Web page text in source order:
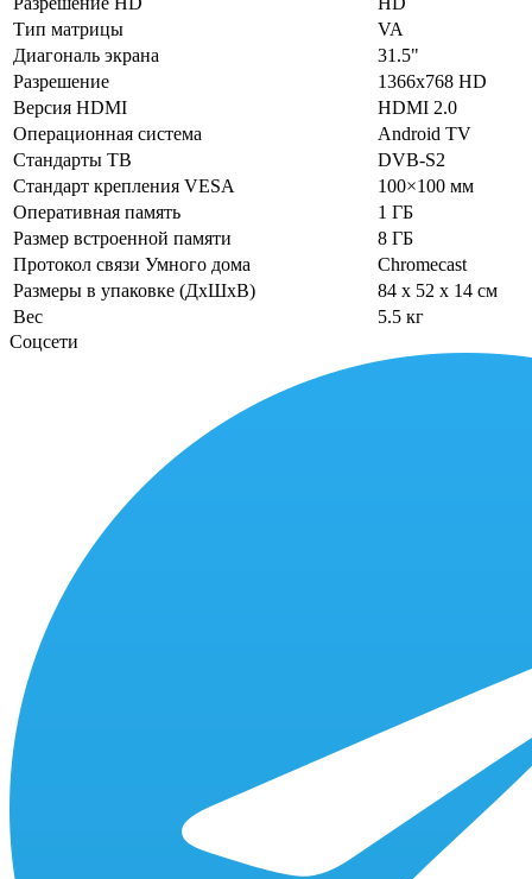
Тип матрицы
VA
Диагональ экрана
31.5"
Разрешение
1366x768 HD
Версия HDMI
HDMI 2.0
Операционная система
Android TV
Стандарты ТВ
DVB-S2
Стандарт крепления VESA
100×100 мм
Оперативная память
1 ГБ
Размер встроенной памяти
8 ГБ
Протокол связи Умного дома
Chromecast
Размеры в упаковке (ДхШхВ)
84 x 52 x 14 см
Вес
5.5 кг
Соцсети